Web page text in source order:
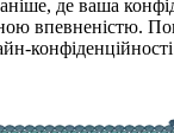
де ваша
впевненістю.